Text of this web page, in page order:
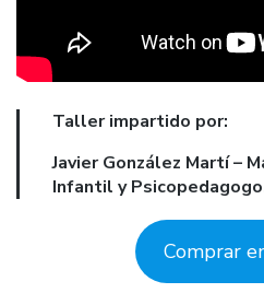
Taller impartido por:
Javier González Martí –
Infantil y
Comprar